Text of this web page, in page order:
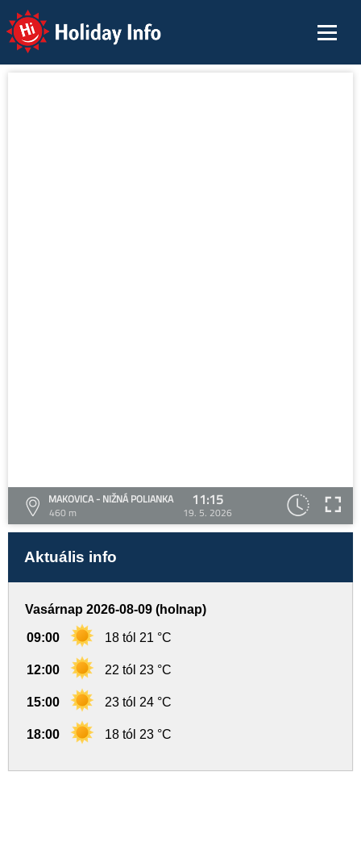
Holiday Info
MAKOVICA - NIŽNÁ POLIANKA
460 m
11:15
19. 5. 2026
Aktuális info
Vasárnap 2026-08-09 (holnap)
09:00 18 tól 21 °C
12:00 22 tól 23 °C
15:00 23 tól 24 °C
18:00 18 tól 23 °C